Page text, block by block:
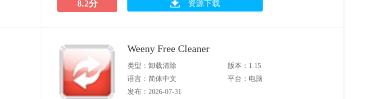
8.2分 资源下载
Weeny Free Cleaner
类型：卸载清除
版本：1.15
语言：简体中文
平台：电脑
发布：2026-07-31